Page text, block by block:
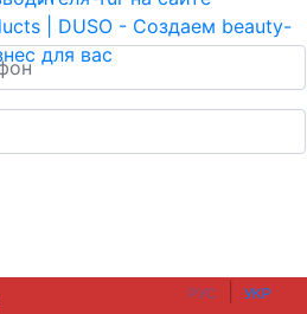
РУС УКР